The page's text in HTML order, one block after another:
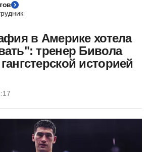
в Америке хотела
тренер Бивола
историей